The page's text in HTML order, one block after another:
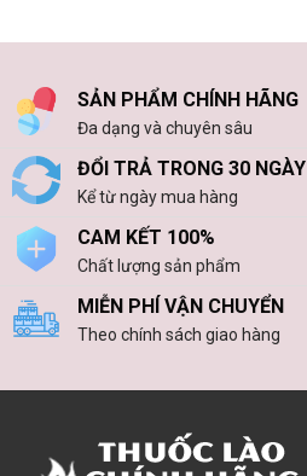
SẢN PHẨM CHÍNH HÃNG
Đa dạng và chuyên sâu
ĐỔI TRẢ TRONG 30 NGÀY
Kể từ ngày mua hàng
CAM KẾT 100%
Chất lượng sản phẩm
MIỄN PHÍ VẬN CHUYỂN
Theo chính sách giao hàng